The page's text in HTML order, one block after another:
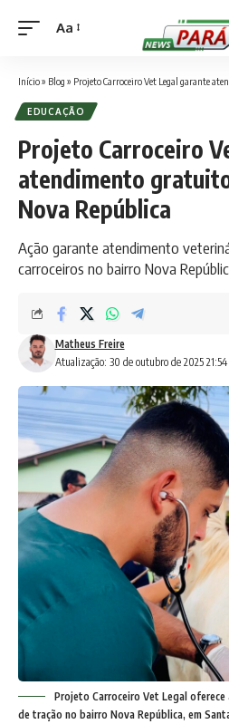
Font
Aa
Início» Blog » Projeto Carroceiro Vet Legal garante
EDUCAÇÃO
Projeto Carroceiro
atendimento
Nova República
Ação garante atendimento
carroceiros no bairro Nova
Atualização: 30 de outubro de 2025 21:54
Matheus Freire
Projeto Carroceiro Vet Legal
de tração no bairro Nova República, em